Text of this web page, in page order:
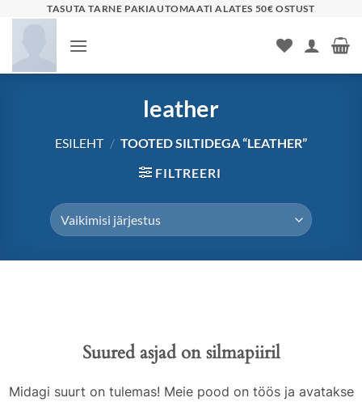
TASUTA TARNE PAKIAUTOMAATI ALATES 50€ OSTUST
leather
ESILEHT / TOOTED SILTIDEGA “LEATHER”
FILTREERI
Suured asjad on silmapiiril
Midagi suurt on tulemas! Meie pood on töös ja avatakse